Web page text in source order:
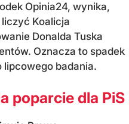
Opinia24, wynika,
Koalicja
Donalda Tuska
Oznacza to spadek
lipcowego badania.
poparcie dla PiS